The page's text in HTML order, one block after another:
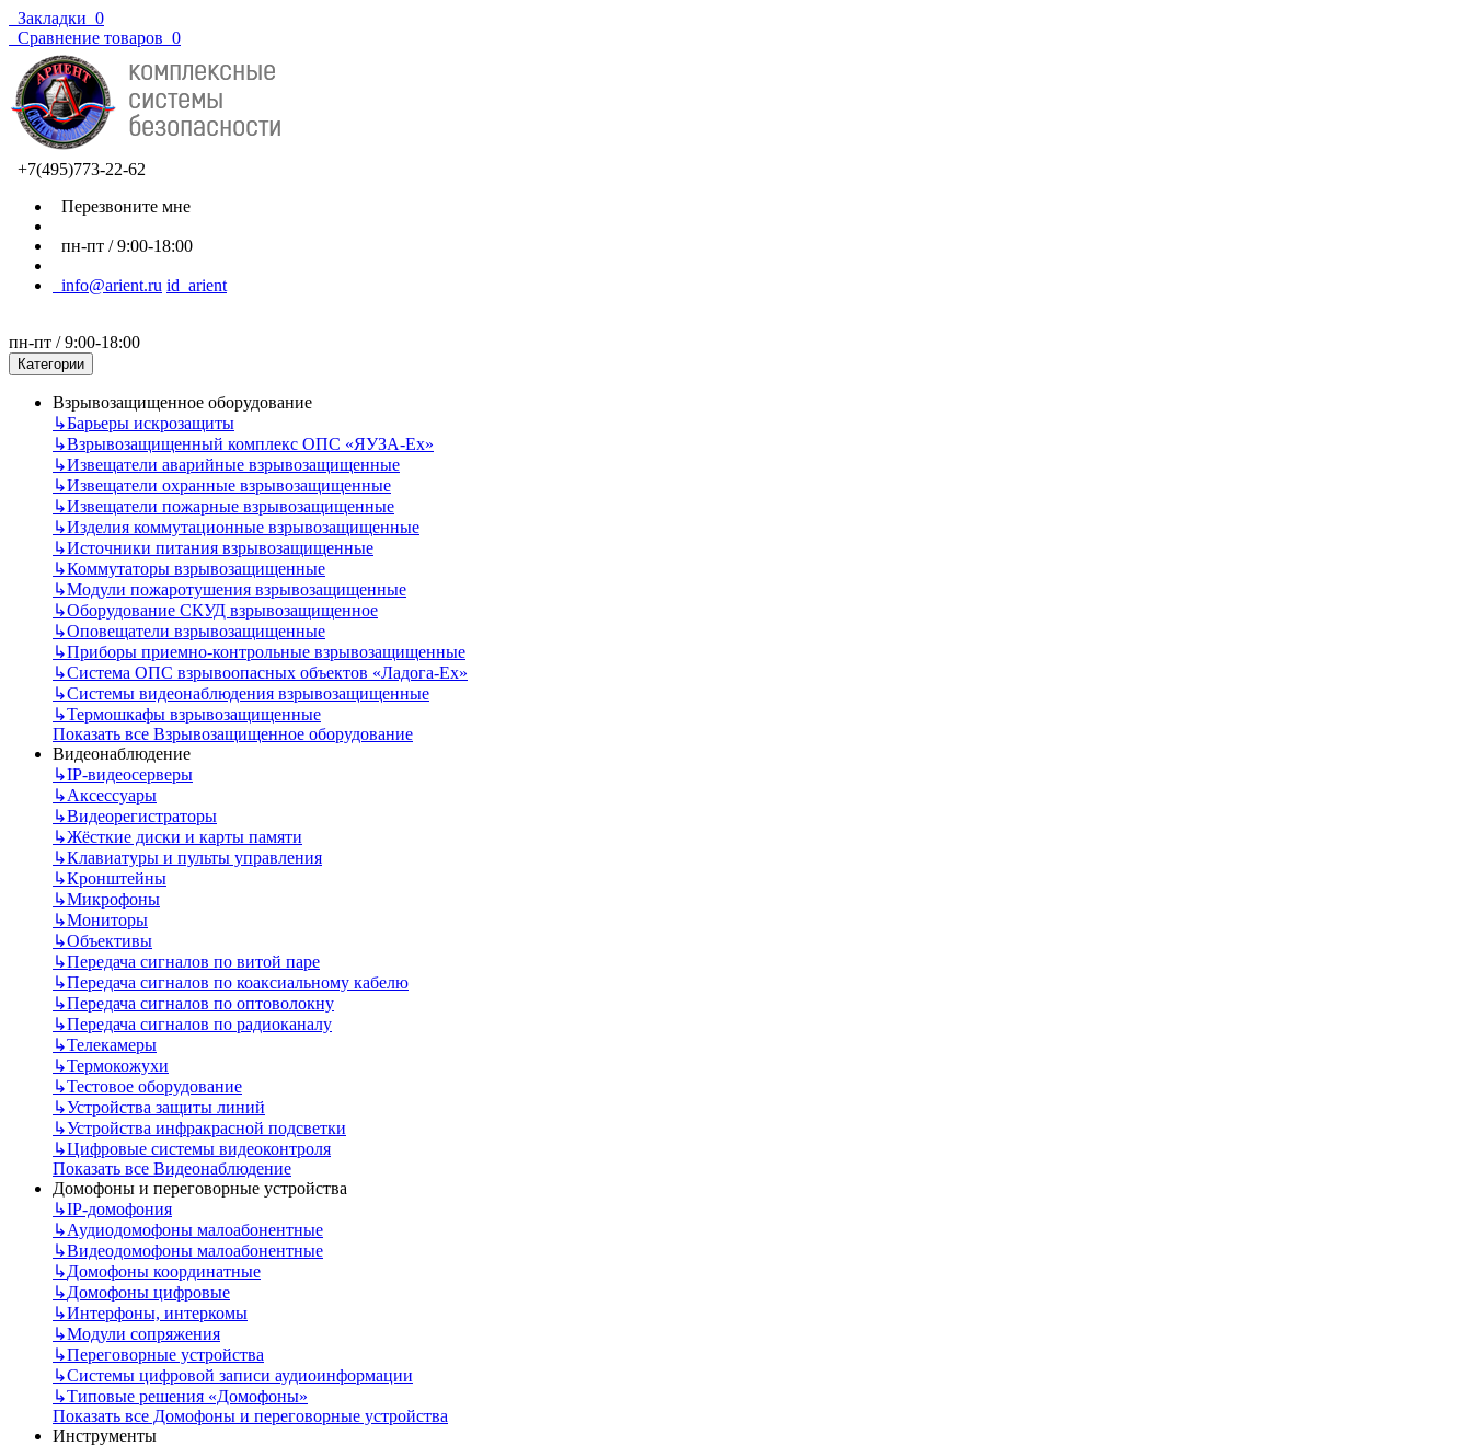
Закладки 0
Сравнение товаров 0
+7(495)773-22-62
Перезвоните мне
пн-пт / 9:00-18:00
info@arient.ru id_arient
пн-пт / 9:00-18:00
Категории
Взрывозащищенное оборудование
↳Барьеры искрозащиты
↳Взрывозащищенный комплекс ОПС «ЯУЗА-Ех»
↳Извещатели аварийные взрывозащищенные
↳Извещатели охранные взрывозащищенные
↳Извещатели пожарные взрывозащищенные
↳Изделия коммутационные взрывозащищенные
↳Источники питания взрывозащищенные
↳Коммутаторы взрывозащищенные
↳Модули пожаротушения взрывозащищенные
↳Оборудование СКУД взрывозащищенное
↳Оповещатели взрывозащищенные
↳Приборы приемно-контрольные взрывозащищенные
↳Система ОПС взрывоопасных объектов «Ладога-Ex»
↳Системы видеонаблюдения взрывозащищенные
↳Термошкафы взрывозащищенные
Показать все Взрывозащищенное оборудование
Видеонаблюдение
↳IP-видеосерверы
↳Аксессуары
↳Видеорегистраторы
↳Жёсткие диски и карты памяти
↳Клавиатуры и пульты управления
↳Кронштейны
↳Микрофоны
↳Мониторы
↳Объективы
↳Передача сигналов по витой паре
↳Передача сигналов по коаксиальному кабелю
↳Передача сигналов по оптоволокну
↳Передача сигналов по радиоканалу
↳Телекамеры
↳Термокожухи
↳Тестовое оборудование
↳Устройства защиты линий
↳Устройства инфракрасной подсветки
↳Цифровые системы видеоконтроля
Показать все Видеонаблюдение
Домофоны и переговорные устройства
↳IP-домофония
↳Аудиодомофоны малоабонентные
↳Видеодомофоны малоабонентные
↳Домофоны координатные
↳Домофоны цифровые
↳Интерфоны, интеркомы
↳Модули сопряжения
↳Переговорные устройства
↳Системы цифровой записи аудиоинформации
↳Типовые решения «Домофоны»
Показать все Домофоны и переговорные устройства
Инструменты